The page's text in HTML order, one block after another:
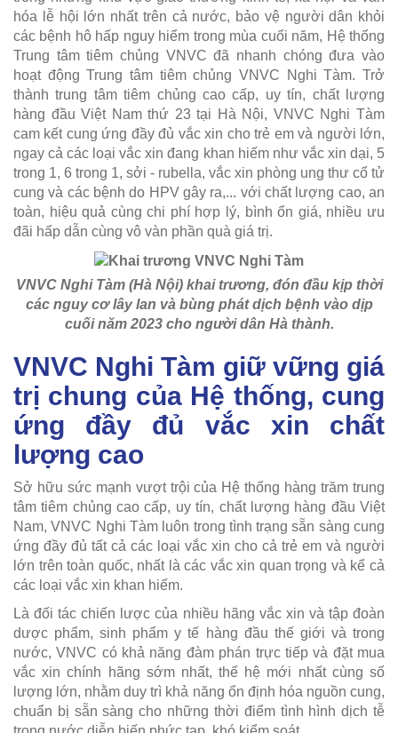
hóa lễ hội lớn nhất trên cả nước, bảo vệ người dân khỏi
các bệnh hô hấp nguy hiểm trong mùa cuối năm, Hệ thống
Trung tâm tiêm chủng VNVC đã nhanh chóng đưa vào
hoạt động Trung tâm tiêm chủng VNVC Nghi Tàm. Trở
thành trung tâm tiêm chủng cao cấp, uy tín, chất lượng
hàng đầu Việt Nam thứ 23 tại Hà Nội, VNVC Nghi Tàm
cam kết cung ứng đầy đủ vắc xin cho trẻ em và người lớn,
ngay cả các loại vắc xin đang khan hiếm như vắc xin dại, 5
trong 1, 6 trong 1, sởi - rubella, vắc xin phòng ung thư cổ tử
cung và các bệnh do HPV gây ra,... với chất lượng cao, an
toàn, hiệu quả cùng chi phí hợp lý, bình ổn giá, nhiều ưu
đãi hấp dẫn cùng vô vàn phần quà giá trị.
VNVC Nghi Tàm (Hà Nội) khai trương, đón đầu kịp thời
các nguy cơ lây lan và bùng phát dịch bệnh vào dịp
cuối năm 2023 cho người dân Hà thành.
VNVC Nghi Tàm giữ vững giá
trị chung của Hệ thống, cung
ứng đầy đủ vắc xin chất
lượng cao
Sở hữu sức mạnh vượt trội của Hệ thống hàng trăm trung
tâm tiêm chủng cao cấp, uy tín, chất lượng hàng đầu Việt
Nam, VNVC Nghi Tàm luôn trong tình trạng sẵn sàng cung
ứng đầy đủ tất cả các loại vắc xin cho cả trẻ em và người
lớn trên toàn quốc, nhất là các vắc xin quan trọng và kể cả
các loại vắc xin khan hiếm.
Là đối tác chiến lược của nhiều hãng vắc xin và tập đoàn
dược phẩm, sinh phẩm y tế hàng đầu thế giới và trong
nước, VNVC có khả năng đàm phán trực tiếp và đặt mua
vắc xin chính hãng sớm nhất, thế hệ mới nhất cùng số
lượng lớn, nhằm duy trì khả năng ổn định hóa nguồn cung,
chuẩn bị sẵn sàng cho những thời điểm tình hình dịch tễ